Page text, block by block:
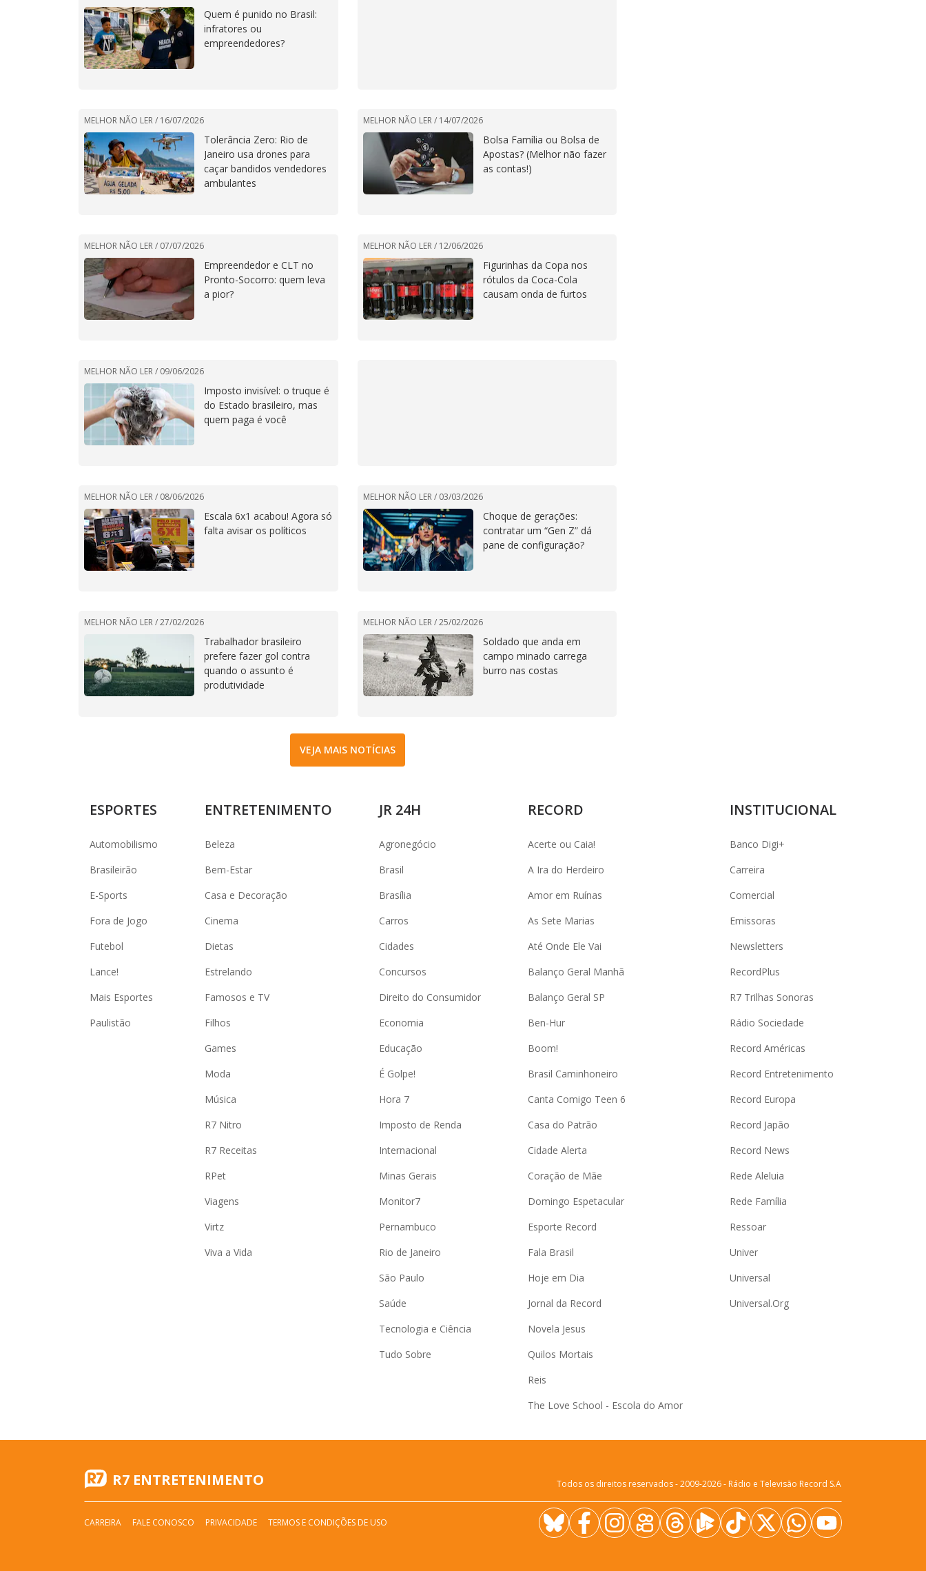
Quem é punido no Brasil:
infratores ou
empreendedores?
MELHOR NÃO LER / 16/07/2026
Tolerância Zero: Rio de
Janeiro usa drones para
caçar bandidos vendedores
ambulantes
MELHOR NÃO LER / 14/07/2026
Bolsa Família ou Bolsa de
Apostas? (Melhor não fazer
as contas!)
MELHOR NÃO LER / 07/07/2026
Empreendedor e CLT no
Pronto-Socorro: quem leva
a pior?
MELHOR NÃO LER / 12/06/2026
Figurinhas da Copa nos
rótulos da Coca-Cola
causam onda de furtos
MELHOR NÃO LER / 09/06/2026
Imposto invisível: o truque é
do Estado brasileiro, mas
quem paga é você
MELHOR NÃO LER / 08/06/2026
Escala 6x1 acabou! Agora só
falta avisar os políticos
MELHOR NÃO LER / 03/03/2026
Choque de gerações:
contratar um “Gen Z” dá
pane de configuração?
MELHOR NÃO LER /27/02/2026
Trabalhador brasileiro
prefere fazer gol contra
quando o assunto é
produtividade
MELHOR NÃO LER /25/02/2026
Soldado que anda em
campo minado carrega
burro nas costas
VEJA MAIS NOTÍCIAS
ESPORTES
Automobilismo
Brasileirão
E-Sports
Fora de Jogo
Futebol
Lance!
Mais Esportes
Paulistão
ENTRETENIMENTO
Beleza
Bem-Estar
Casa e Decoração
Cinema
Dietas
Estrelando
Famosos e TV
Filhos
Games
Moda
Música
R7 Nitro
R7 Receitas
RPet
Viagens
Virtz
Viva a Vida
JR 24H
Agronegócio
Brasil
Brasília
Carros
Cidades
Concursos
Direito do Consumidor
Economia
Educação
É Golpe!
Hora 7
Imposto de Renda
Internacional
Minas Gerais
Monitor7
Pernambuco
Rio de Janeiro
São Paulo
Saúde
Tecnologia e Ciência
Tudo Sobre
RECORD
Acerte ou Caia!
A Ira do Herdeiro
Amor em Ruínas
As Sete Marias
Até Onde Ele Vai
Balanço Geral Manhã
Balanço Geral SP
Ben-Hur
Boom!
Brasil Caminhoneiro
Canta Comigo Teen 6
Casa do Patrão
Cidade Alerta
Coração de Mãe
Domingo Espetacular
Esporte Record
Fala Brasil
Hoje em Dia
Jornal da Record
Novela Jesus
Quilos Mortais
Reis
The Love School - Escola do Amor
INSTITUCIONAL
Banco Digi+
Carreira
Comercial
Emissoras
Newsletters
RecordPlus
R7 Trilhas Sonoras
Rádio Sociedade
Record Américas
Record Entretenimento
Record Europa
Record Japão
Record News
Rede Aleluia
Rede Família
Ressoar
Univer
Universal
Universal.Org
R7 ENTRETENIMENTO Todos os direitos reservados - 2009-2026- Rádio e Televisão Record S.A
CARREIRA FALE CONOSCO PRIVACIDADE TERMOS E CONDIÇÕES DE USO